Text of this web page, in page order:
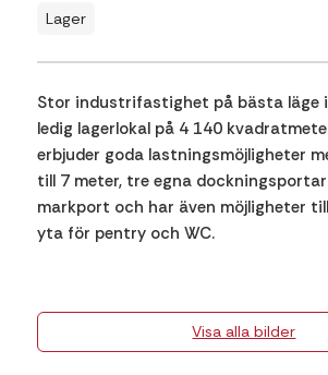
Lager
Stor industrifastighet på bästa läge
ledig lagerlokal på 4 140
erbjuder goda lastningsmöjligheter
till 7 meter, tre egna
markport och har även möjligheter
yta för pentry och WC.
Visa alla bilder